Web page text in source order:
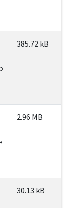
385.72 kB
2.96 MB
30.13 kB